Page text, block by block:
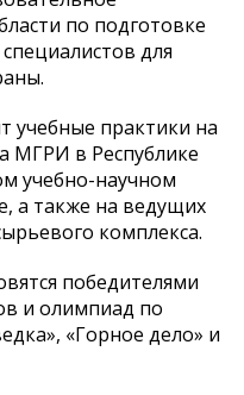
по подготовке
для
учебные практики на
МГРИ в Республике
учебно-научном
а также на ведущих
комплекса.
победителями
и олимпиад по
«Горное дело» и